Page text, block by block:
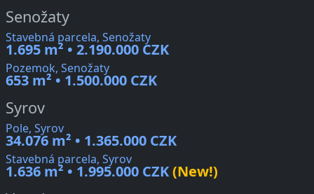
Senožaty
Stavebná parcela, Senožaty
1.695 m² • 2.190.000 CZK
Pozemok, Senožaty
653 m² • 1.500.000 CZK
Syrov
Pole, Syrov
34.076 m² • 1.365.000 CZK
Stavebná parcela, Syrov
1.636 m² • 1.995.000 CZK(New!)